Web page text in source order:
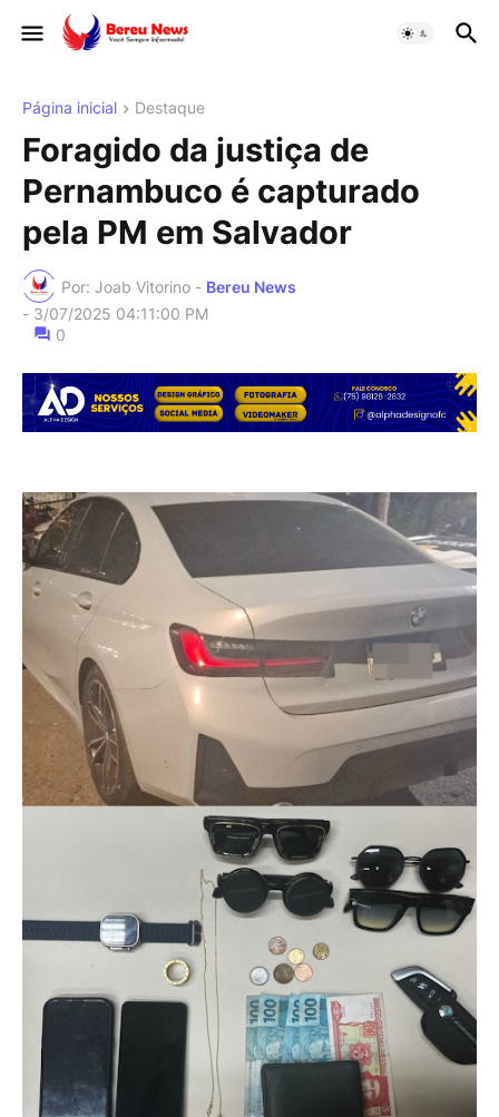
Página inicial Destaque
Foragido da justiça de
Pernambuco é capturado
pela PM em Salvador
Por: Joab Vitorino - Bereu News
- 3/07/2025 04:11:00 PM
0